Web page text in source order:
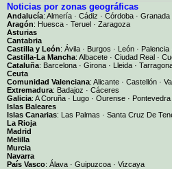
Noticias por zonas geográficas
Andalucía: Almería · Cádiz · Córdoba · Granada
Aragón: Huesca · Teruel · Zaragoza
Asturias
Cantabria
Castilla y León: Ávila · Burgos · León · Palencia
Castilla-La Mancha: Albacete · Ciudad Real ·
Cataluña: Barcelona · Girona · Lleida ·
Ceuta
Comunidad Valenciana: Alicante · Castellón ·
Extremadura: Badajoz · Cáceres
Galicia: A Coruña · Lugo · Ourense · Pontevedra
Islas Baleares
Islas Canarias: Las Palmas · Santa Cruz De
La Rioja
Madrid
Melilla
Murcia
Navarra
País Vasco: Álava · Guipuzcoa · Vizcaya